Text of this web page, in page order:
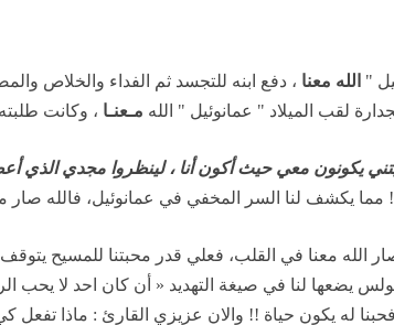
" الله معنا ، دفع ابنه للتجسد ثم الفداء والخلاص
لقب الميلاد " عمانوئيل " الله مـعنـا ، وكانت
يكونون معي حيث أكون أنا ، لينظروا مجدي الذي
مما يكشف لنا السر المخفي في عمانوئيل، فالله
الله معنا في القلب، فعلي قدر محبتنا للمسيح
له يكون حياة !! والان عزيزي القارئ : ماذا تفعل